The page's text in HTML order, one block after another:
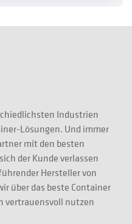
Industrien
Lösungen. Und immer
mit den besten
der Kunde verlassen
Hersteller von
über das beste Container
vertrauensvoll nutzen